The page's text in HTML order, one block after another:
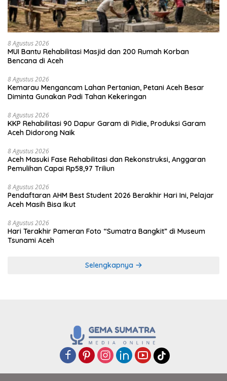
8 Agustus 2026
MUI Bantu Rehabilitasi Masjid dan 200 Rumah Korban
Bencana di Aceh
8 Agustus 2026
Kemarau Mengancam Lahan Pertanian, Petani Aceh Besar
Diminta Gunakan Padi Tahan Kekeringan
8 Agustus 2026
KKP Rehabilitasi 90 Dapur Garam di Pidie, Produksi Garam
Aceh Didorong Naik
8 Agustus 2026
Aceh Masuki Fase Rehabilitasi dan Rekonstruksi, Anggaran
Pemulihan Capai Rp58,97 Triliun
8 Agustus 2026
Pendaftaran AHM Best Student 2026 Berakhir Hari Ini, Pelajar
Aceh Masih Bisa Ikut
8 Agustus 2026
Hari Terakhir Pameran Foto “Sumatra Bangkit” di Museum
Tsunami Aceh
Selengkapnya